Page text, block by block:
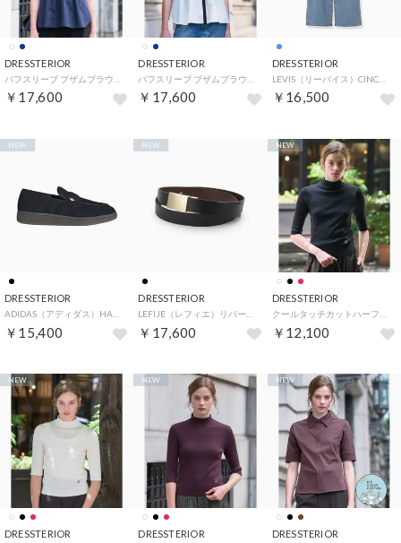
DRESSTERIOR
￥17,600
DRESSTERIOR
￥17,600
DRESSTERIOR
LEVIS（リーバイス）CINCH WIDE LEG （サックスブルー(090)）
￥16,500
DRESSTERIOR
ADIDAS（アディダス）HANDBALL SPEZIAL ローファー （ブラック(019)）
￥15,400
NEW
DRESSTERIOR
LEFIJE（レフィエ）リバーシブルベルト （ブラック(519)）
￥17,600
NEW
DRESSTERIOR
クールタッチカットハーフスリーブプルオーバー （ブラック(019)）
￥12,100
NEW
DRESSTERIOR
NEW
DRESSTERIOR
NEW
DRESSTERIOR
NEW